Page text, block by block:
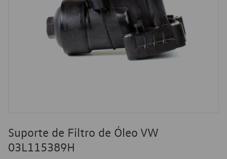
Suporte de Filtro de Óleo VW
03L115389H